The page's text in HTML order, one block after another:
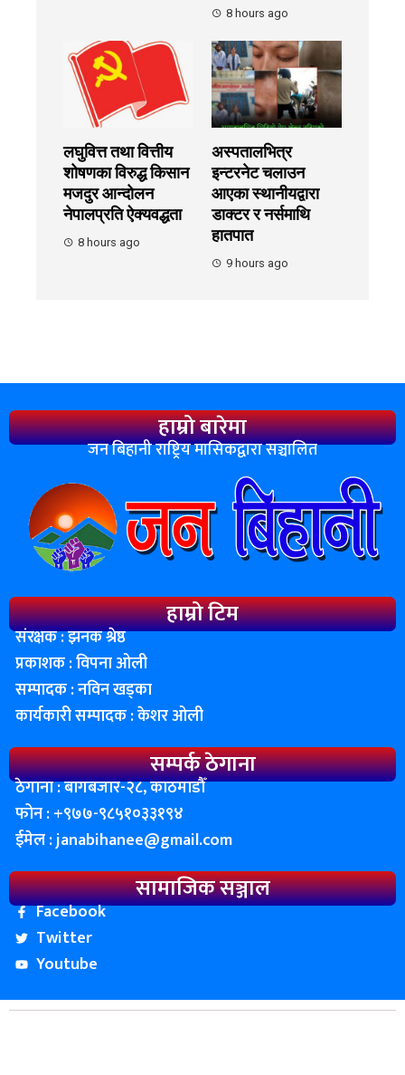
8 hours ago
लघुवित्त तथा वित्तीय
शोषणका विरुद्ध किसान
मजदुर आन्दोलन
नेपालप्रति ऐक्यवद्धता
8 hours ago
अस्पतालभित्र
इन्टरनेट चलाउन
आएका स्थानीयद्वारा
डाक्टर र नर्समाथि
हातपात
9 hours ago
हाम्रो बारेमा
जन बिहानी राष्ट्रिय मासिकद्वारा सञ्चालित
हाम्रो टिम
संरक्षक : झनक श्रेष्ठ
प्रकाशक : विपना ओली
सम्पादक : नविन खड्का
कार्यकारी सम्पादक : केशर ओली
सम्पर्क ठेगाना
ठेगाना : बागबजार-२८, काठमाडाैँ
फोन : ‌+९७७-९८५१०३३१९४
ईमेल :janabihanee@gmail.com
सामाजिक सञ्जाल
Facebook
Twitter
Youtube